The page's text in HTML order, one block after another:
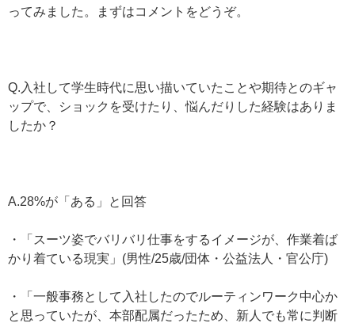
ってみました。まずはコメントをどうぞ。
Q.入社して学生時代に思い描いていたことや期待とのギャ
ップで、ショックを受けたり、悩んだりした経験はありま
したか？
A.28%が「ある」と回答
・「スーツ姿でバリバリ仕事をするイメージが、作業着ば
かり着ている現実」(男性/25歳/団体・公益法人・官公庁)
・「一般事務として入社したのでルーティンワーク中心か
と思っていたが、本部配属だったため、新人でも常に判断